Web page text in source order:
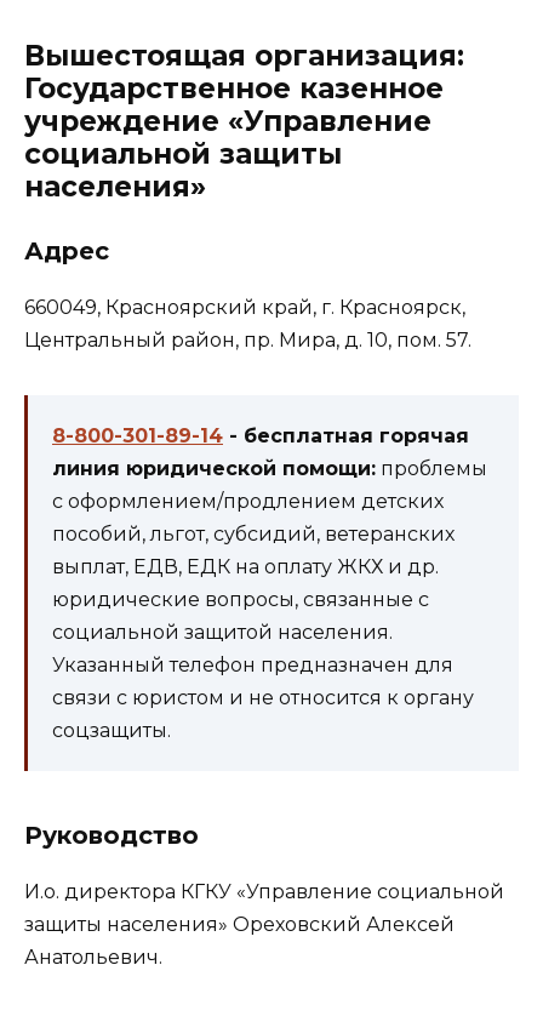
Вышестоящая организация:
Государственное казенное
учреждение «Управление
социальной защиты
населения»
Адрес
660049, Красноярский край, г. Красноярск,
Центральный район, пр. Мира, д. 10, пом. 57.
8-800-301-89-14 - бесплатная горячая
линия юридической помощи: проблемы
с оформлением/продлением детских
пособий, льгот, субсидий, ветеранских
выплат, ЕДВ, ЕДК на оплату ЖКХ и др.
юридические вопросы, связанные с
социальной защитой населения.
Указанный телефон предназначен для
связи с юристом и не относится к органу
соцзащиты.
Руководство
И.о. директора КГКУ «Управление социальной
защиты населения» Ореховский Алексей
Анатольевич.